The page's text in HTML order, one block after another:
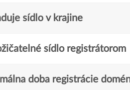
sídlo v krajine
sídlo registrátorom
doba registrácie